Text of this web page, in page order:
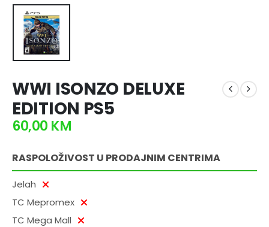
WWI ISONZO DELUXE
EDITION PS5
60,00 KM
RASPOLOŽIVOST U PRODAJNIM CENTRIMA
Jelah
TC Mepromex
TC Mega Mall